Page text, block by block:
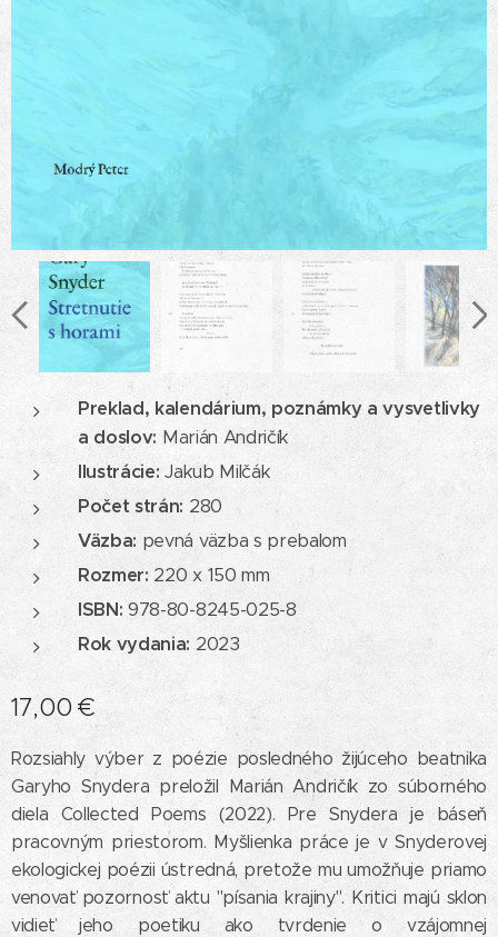
Preklad, kalendárium, poznámky a vysvetlivky
a doslov: Marián Andričík
Ilustrácie: Jakub Milčák
Počet strán: 280
Väzba:pevná väzba s prebalom
Rozmer: 220 x 150 mm
ISBN: 978-80-8245-025-8
Rok vydania: 2023
17,00€
Rozsiahly výber z poézie posledného žijúceho beatnika
Garyho Snydera preložil Marián Andričík zo súborného
diela Collected Poems (2022). Pre Snydera je báseň
pracovným priestorom. Myšlienka práce je v Snyderovej
ekologickej poézii ústredná, pretože mu umožňuje priamo
venovať pozornosť aktu "písania krajiny". Kritici majú sklon
vidieť jeho poetiku ako tvrdenie o vzájomnej